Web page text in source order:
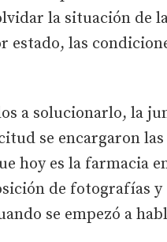
la situación de
estado, las
a solucionarlo, la
se encargaron las
hoy es la farmacia
de fotografías y
se empezó a